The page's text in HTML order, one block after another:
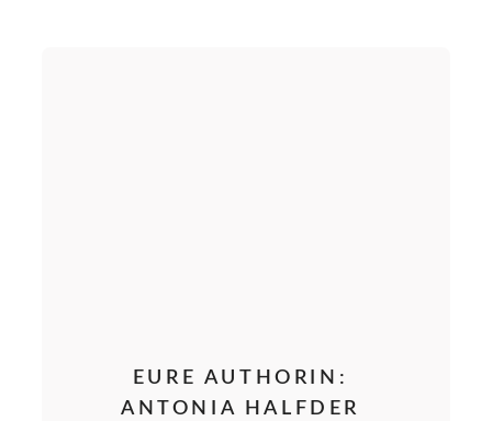
EURE AUTHORIN:
ANTONIA HALFDER